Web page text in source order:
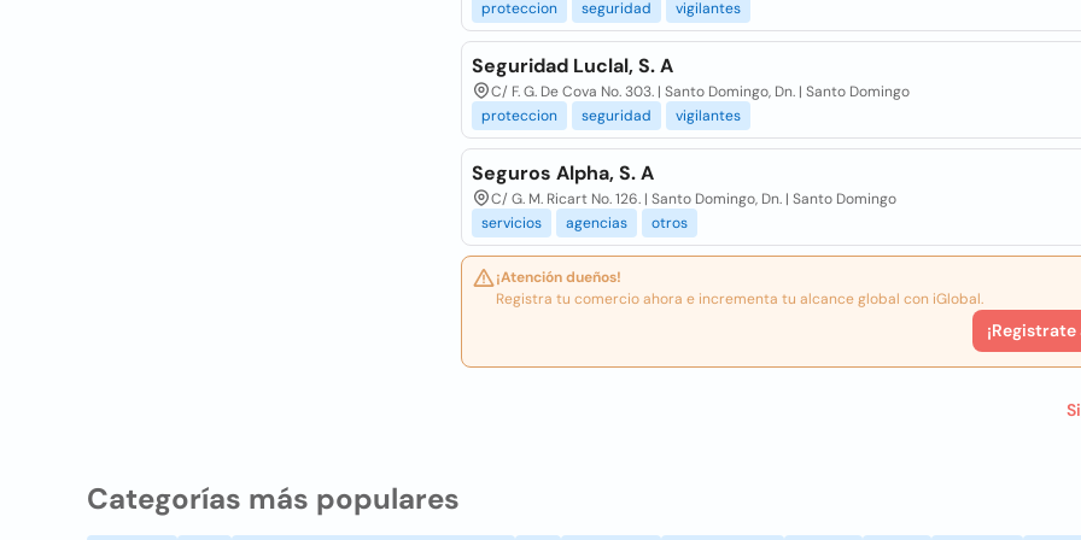
proteccion
seguridad vigilantes
Seguridad Luclal, S. A
C/ F. G. De Cova No. 303. | Santo Domingo, Dn. | Santo Domingo
proteccion
seguridad vigilantes
Seguros Alpha, S. A
C/ G. M. Ricart No. 126. | Santo Domingo, Dn. | Santo Domingo
servicios
agencias otros
¡Atención dueños!
Registra tu comercio ahora e incrementa tu alcance global con iGlobal.
¡Registrate
Categorías más populares